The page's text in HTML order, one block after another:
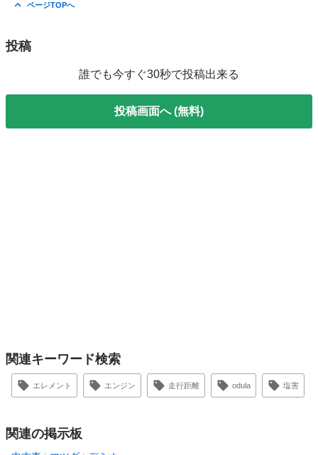
ページTOPへ
投稿
誰でも今すぐ30秒で投稿出来る
投稿画面へ (無料)
関連キーワード検索
エレメント エンジン 走行距離 odula 塩害
関連の掲示板